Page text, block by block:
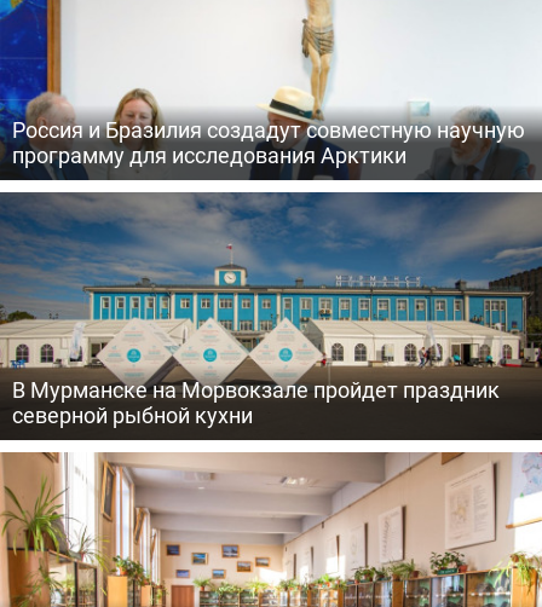
Россия и Бразилия создадут совместную научную
программу для исследования Арктики
В Мурманске на Морвокзале пройдет праздник
северной рыбной кухни